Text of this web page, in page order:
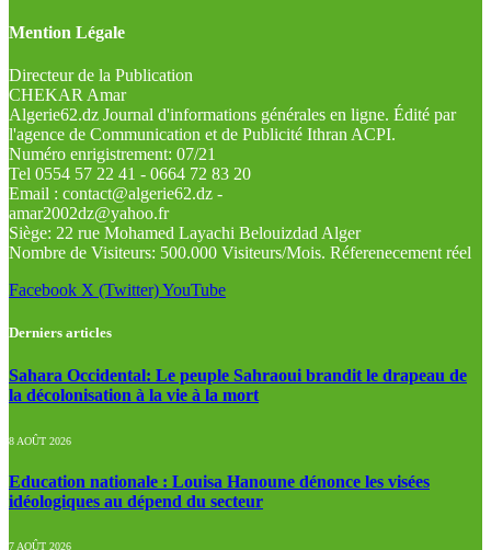
Mention Légale
Directeur de la Publication
CHEKAR Amar
Algerie62.dz Journal d'informations générales en ligne. Édité par
l'agence de Communication et de Publicité Ithran ACPI.
Numéro enrigistrement: 07/21
Tel 0554 57 22 41 - 0664 72 83 20
Email : contact@algerie62.dz -
amar2002dz@yahoo.fr
Siège: 22 rue Mohamed Layachi Belouizdad Alger
Nombre de Visiteurs: 500.000 Visiteurs/Mois. Réferenecement réel
Facebook X (Twitter)YouTube
Derniers articles
Sahara Occidental: Le peuple Sahraoui brandit le drapeau de
la décolonisation à la vie à la mort
8 AOÛT 2026
Education nationale : Louisa Hanoune dénonce les visées
idéologiques au dépend du secteur
7 AOÛT 2026